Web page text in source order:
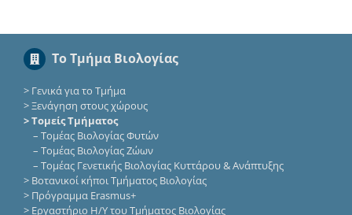
Το Τμήμα Βιολογίας
> Γενικά για το Τμήμα
>Ξενάγηση στους χώρους
> Τομείς Τμήματος
– Τομέας Βιολογίας Φυτών
– Τομέας Βιολογίας Ζώων
– Τομέας Γενετικής Βιολογίας Κυττάρου & Ανάπτυξης
> Βοτανικοί κήποι Τμήματος Βιολογίας
> Πρόγραμμα Erasmus+
> Εργαστήριο Η/Υ του Τμήματος Βιολογίας